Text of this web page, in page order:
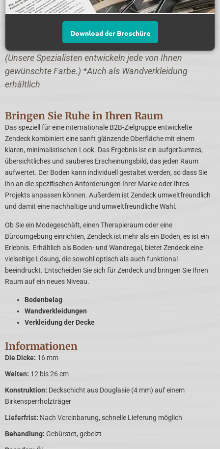
Download der Broschüre
(Unsere Spezialisten entwickeln jede von Ihnen
gewünschte Farbe.) *Auch als Wandverkleidung
erhältlich
Bringen Sie Ruhe in Ihren Raum
Das speziell für eine internationale B2B-Zielgruppe entwickelte
Zendeck kombiniert eine sanft glänzende Oberfläche mit einem
klaren, minimalistischen Look. Das Ergebnis ist ein aufgeräumtes,
übersichtliches und sauberes Erscheinungsbild, das jeden Raum
aufwertet. Der Boden kann individuell gestaltet werden, so dass Sie
ihn an die spezifischen Anforderungen Ihrer Marke oder Ihres
Projekts anpassen können. Außerdem ist Zendeck umweltfreundlich
und damit eine nachhaltige und umweltfreundliche Wahl.
Ob Sie ein Modegeschäft, einen Therapieraum oder eine
Büroumgebung einrichten, Zendeck ist mehr als ein Boden, es ist ein
Erlebnis. Erhältlich als Boden- und Wandregal, bietet Zendeck eine
vielseitige Lösung, die sowohl optisch als auch funktional
beeindruckt. Entscheiden Sie sich für Zendeck und bringen Sie Ihren
Raum auf ein neues Niveau.
Bodenbelag
Wandverkleidungen
Verkleidung der Decke
Informationen
Die Dicke: 16 mm
Weiten: 12 bis 26 cm
Konstruktion: Deckschicht aus Douglasie (4 mm) auf einem
Birkensperrholzträger
Lieferfrist: Nach Vereinbarung, schnelle Lieferung möglich
Behandlung: Gebürstet, gebeizt